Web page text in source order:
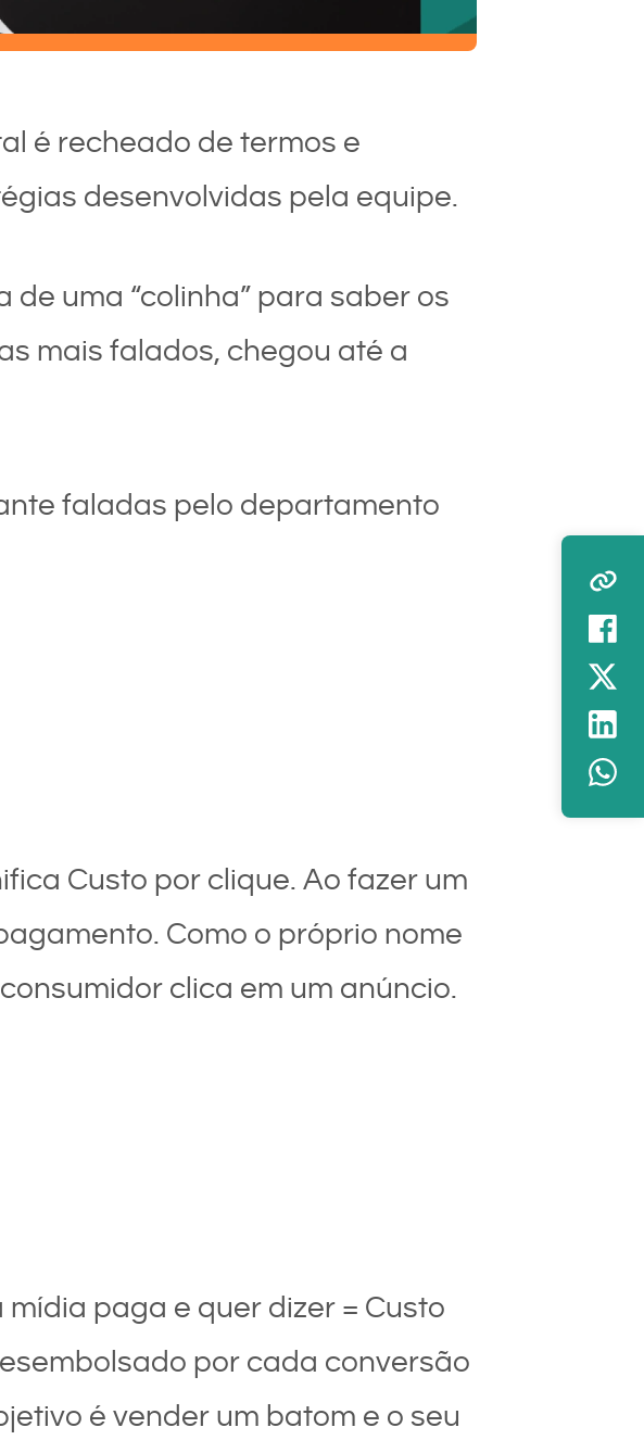
é recheado de termos e
desenvolvidas pela equipe.
uma “colinha” para saber os
mais falados, chegou até a
faladas pelo departamento
Custo por clique. Ao fazer um
Como o próprio nome
clica em um anúncio.
paga e quer dizer = Custo
por cada conversão
é vender um batom e o seu